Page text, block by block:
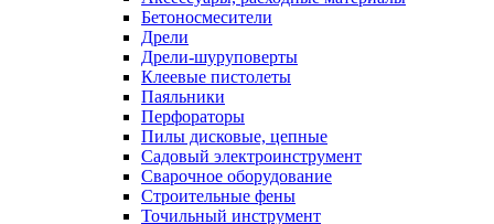
Бетоносмесители
Дрели
Дрели-шуруповерты
Клеевые пистолеты
Паяльники
Перфораторы
Пилы дисковые, цепные
Садовый электроинструмент
Сварочное оборудование
Строительные фены
Точильный инструмент